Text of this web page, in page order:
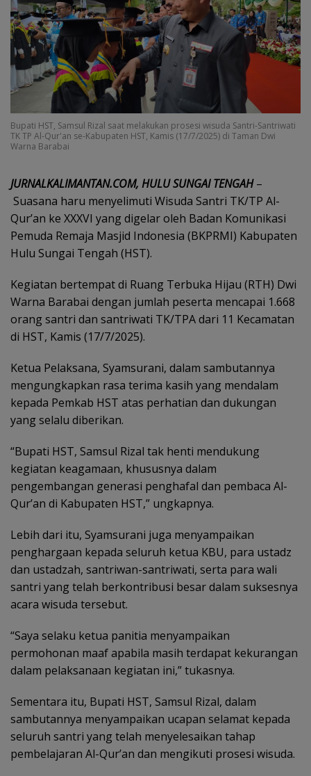
Bupati HST, Samsul Rizal saat melakukan prosesi wisuda Santri-Santriwati
TK TP Al-Qur'an se-Kabupaten HST, Kamis (17/7/2025) di Taman Dwi
Warna Barabai
JURNALKALIMANTAN.COM, HULU SUNGAI TENGAH–
Suasana haru menyelimuti Wisuda Santri TK/TP Al-
Qur’an ke XXXVI yang digelar oleh Badan Komunikasi
Pemuda Remaja Masjid Indonesia (BKPRMI) Kabupaten
Hulu Sungai Tengah (HST).
Kegiatan bertempat di Ruang Terbuka Hijau (RTH) Dwi
Warna Barabai dengan jumlah peserta mencapai 1.668
orang santri dan santriwati TK/TPA dari 11 Kecamatan
di HST, Kamis (17/7/2025).
Ketua Pelaksana, Syamsurani, dalam sambutannya
mengungkapkan rasa terima kasih yang mendalam
kepada Pemkab HST atas perhatian dan dukungan
yang selalu diberikan.
“Bupati HST, Samsul Rizal tak henti mendukung
kegiatan keagamaan, khususnya dalam
pengembangan generasi penghafal dan pembaca Al-
Qur’an di Kabupaten HST,” ungkapnya.
Lebih dari itu, Syamsurani juga menyampaikan
penghargaan kepada seluruh ketua KBU, para ustadz
dan ustadzah, santriwan-santriwati, serta para wali
santri yang telah berkontribusi besar dalam suksesnya
acara wisuda tersebut.
“Saya selaku ketua panitia menyampaikan
permohonan maaf apabila masih terdapat kekurangan
dalam pelaksanaan kegiatan ini,” tukasnya.
Sementara itu, Bupati HST, Samsul Rizal, dalam
sambutannya menyampaikan ucapan selamat kepada
seluruh santri yang telah menyelesaikan tahap
pembelajaran Al-Qur’an dan mengikuti prosesi wisuda.